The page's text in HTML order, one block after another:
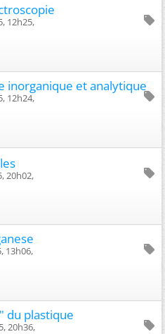
12h25,
inorganique et analytique
12h24,
20h02,
13h06,
du plastique
20h36,